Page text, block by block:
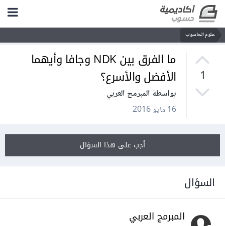
علوم الحاسوب
1
ما الفرق بين NDK وجافا وأيهما
الأفضل والأسرع؟
بواسطة المبرمج العربي
16 مايو 2016
أجب على هذا السؤال
السؤال
المبرمج العربي